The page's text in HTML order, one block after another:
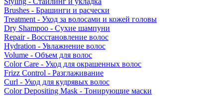
Brushes - Брашинги и расчески
Treatment - Уход за волосами и кожей головы
Dry Shampoo - Сухие шампуни
Repair - Восстановление волос
Hydration - Увлажнение волос
Volume - Объем для волос
Color Care - Уход для окрашенных волос
Frizz Control - Разглаживание
Curl - Уход для кудрявых волос
Color Depositing Mask - Тонирующие маски